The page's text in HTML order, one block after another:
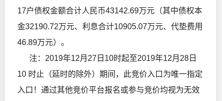
17户债权金额合计人民币43142.69万元（其中债权本
金32190.72万元、利息合计10905.07万元、代垫费用
46.89万元）。
注：2019年12月27日10时起至2019年12月28日
10 时止（延时的除外）期间，此竞价入口为唯一指定
入口！通过其他竞价平台报名或参与竞价均视为无效